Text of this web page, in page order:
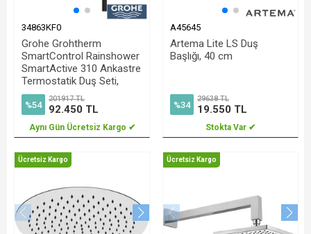
34863KF0
Grohe Grohtherm
SmartControl Rainshower
SmartActive 310 Ankastre
Termostatik Duş Seti,
Hayalet Siyah
%54
201917 TL
92.450 TL
Aynı Gün Ücretsiz Kargo ✔
A45645
Artema Lite LS Duş
Başlığı, 40 cm
%34
29638 TL
19.550 TL
Stokta Var ✔
Ücretsiz Kargo Ücretsiz Kargo